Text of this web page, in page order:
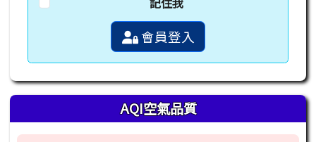
會員登入
AQI空氣品質